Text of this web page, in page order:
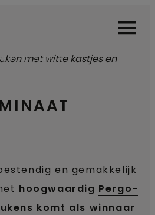
OpenOpen
LAMINAAT
en gemakkelijk
hoogwaardig Pergo-
komt als winnaar